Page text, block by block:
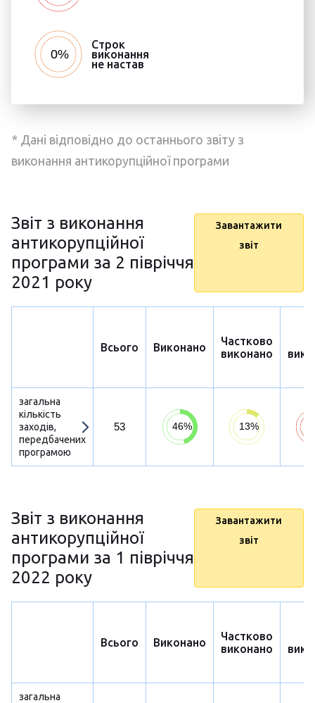
Строк
виконання
не настав
* Дані відповідно до останнього звіту з
виконання антикорупційної програми
Звіт з виконання
антикорупційної
програми за 2 півріччя
2021 року
Завантажити
звіт
Всього Виконано
Частково
виконано
загальна
кількість
заходів,
передбачених
програмою
53
Звіт з виконання
антикорупційної
програми за 1 півріччя
2022 року
Завантажити
звіт
Всього Виконано
Частково
виконано
загальна